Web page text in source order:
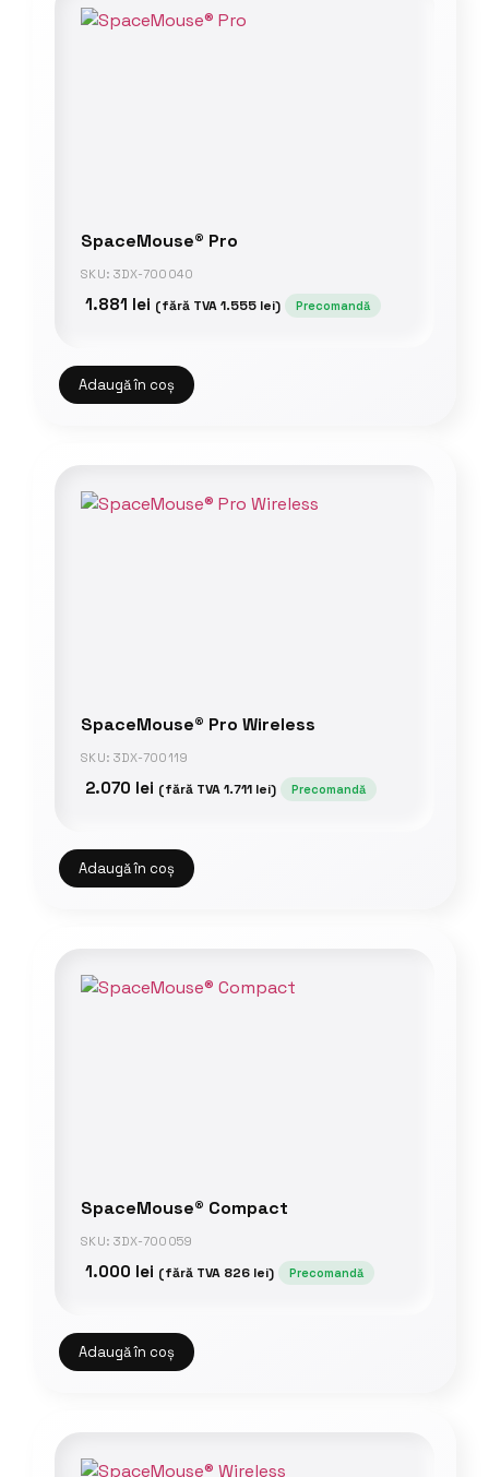
SpaceMouse® Pro
SKU: 3DX-700040
1.881 lei (fără TVA1.555 lei) Precomandă
Adaugă în coș
SpaceMouse® Pro Wireless
SKU: 3DX-700119
2.070 lei (fără TVA1.711 lei) Precomandă
Adaugă în coș
SpaceMouse® Compact
SKU: 3DX-700059
1.000 lei (fără TVA 826 lei) Precomandă
Adaugă în coș